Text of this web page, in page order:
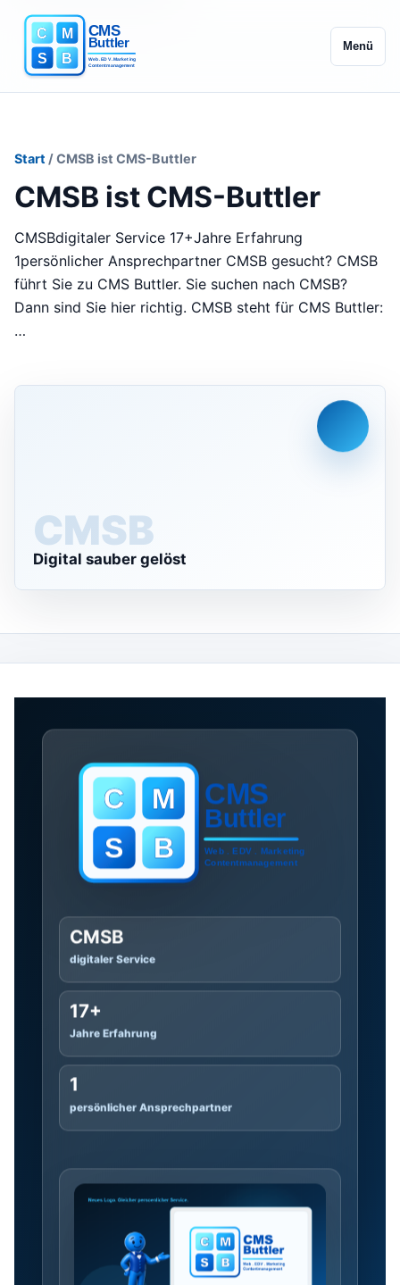
Menü
Start / CMSB ist CMS-Buttler
CMSB ist CMS-Buttler
CMSBdigitaler Service 17+Jahre Erfahrung
1persönlicher Ansprechpartner CMSB gesucht? CMSB
führt Sie zu CMS Buttler. Sie suchen nach CMSB?
Dann sind Sie hier richtig. CMSB steht für CMS Buttler:
…
CMS
Digital sauber gelöst
CMSB
digitaler Service
17+
Jahre Erfahrung
1
persönlicher Ansprechpartner